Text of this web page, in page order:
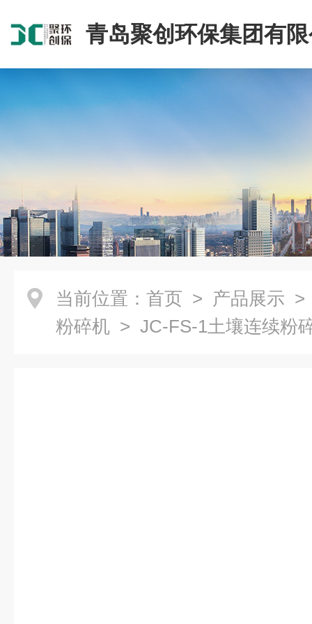
青岛聚创环保集团有
当前位置： 首页 > 产品展示
粉碎机 > JC-FS-1土壤连续粉